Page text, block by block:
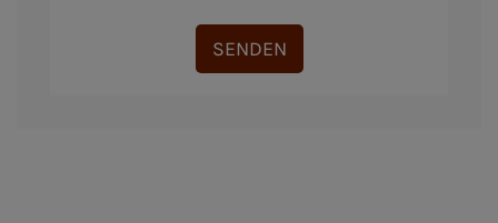
SENDEN